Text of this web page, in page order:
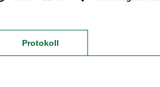
Protokoll